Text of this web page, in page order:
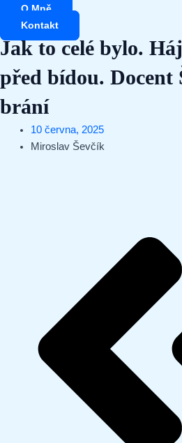
Přeskočit
obsah
O Mně
Kontakt
Jak to celé bylo.
před bídou. Docent
brání
10 června, 2025
Miroslav Ševčík